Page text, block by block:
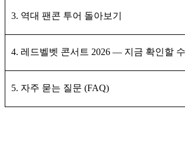
3. 역대 팬콘 투어 돌아보기
4. 레드벨벳 콘서트 2026 — 지금 확인할
5. 자주 묻는 질문 (FAQ)